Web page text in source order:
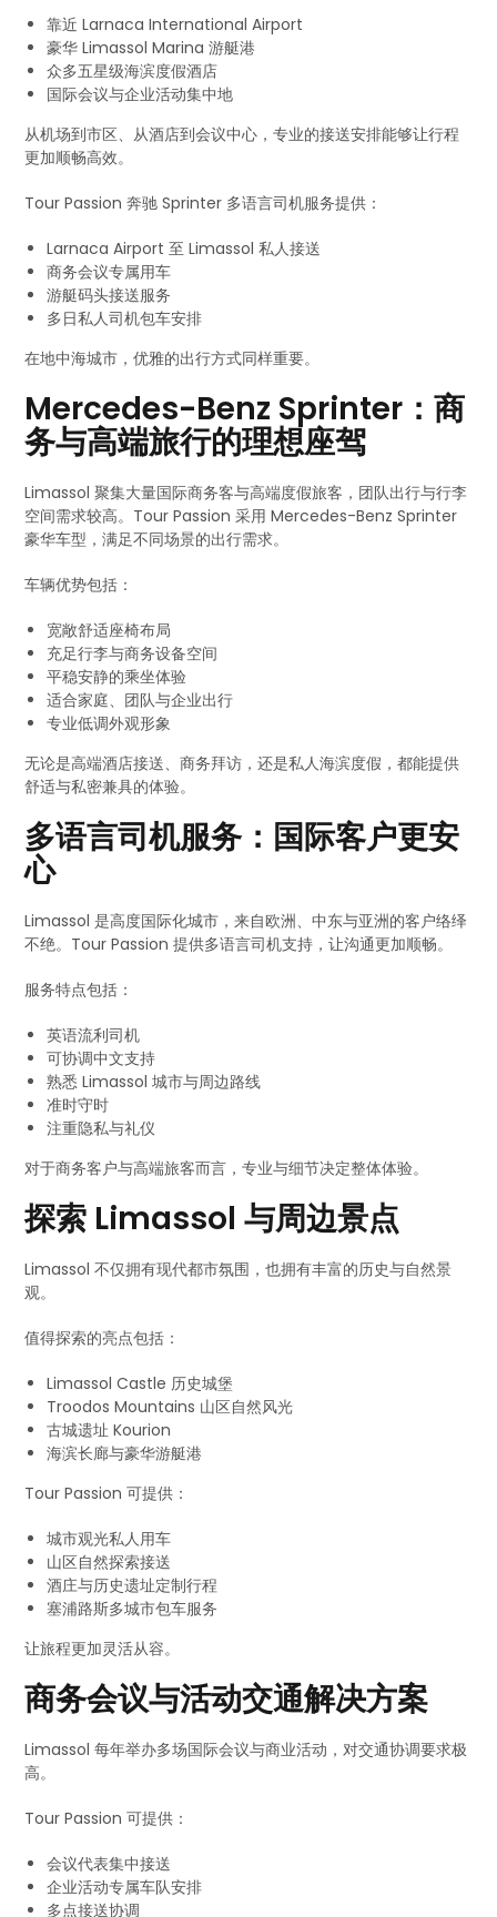
靠近 Larnaca International Airport
豪华 Limassol Marina 游艇港
众多五星级海滨度假酒店
国际会议与企业活动集中地
从机场到市区、从酒店到会议中心，专业的接送安排能够让行程
更加顺畅高效。
Tour Passion 奔驰 Sprinter 多语言司机服务提供：
Larnaca Airport 至 Limassol 私人接送
商务会议专属用车
游艇码头接送服务
多日私人司机包车安排
在地中海城市，优雅的出行方式同样重要。
Mercedes-Benz Sprinter：商
务与高端旅行的理想座驾
Limassol 聚集大量国际商务客与高端度假旅客，团队出行与行李
空间需求较高。Tour Passion 采用 Mercedes-Benz Sprinter
豪华车型，满足不同场景的出行需求。
车辆优势包括：
宽敞舒适座椅布局
充足行李与商务设备空间
平稳安静的乘坐体验
适合家庭、团队与企业出行
专业低调外观形象
无论是高端酒店接送、商务拜访，还是私人海滨度假，都能提供
舒适与私密兼具的体验。
多语言司机服务：国际客户更安
心
Limassol 是高度国际化城市，来自欧洲、中东与亚洲的客户络绎
不绝。Tour Passion 提供多语言司机支持，让沟通更加顺畅。
服务特点包括：
英语流利司机
可协调中文支持
熟悉 Limassol 城市与周边路线
准时守时
注重隐私与礼仪
对于商务客户与高端旅客而言，专业与细节决定整体体验。
探索 Limassol 与周边景点
Limassol 不仅拥有现代都市氛围，也拥有丰富的历史与自然景
观。
值得探索的亮点包括：
Limassol Castle 历史城堡
Troodos Mountains 山区自然风光
古城遗址 Kourion
海滨长廊与豪华游艇港
Tour Passion 可提供：
城市观光私人用车
山区自然探索接送
酒庄与历史遗址定制行程
塞浦路斯多城市包车服务
让旅程更加灵活从容。
商务会议与活动交通解决方案
Limassol 每年举办多场国际会议与商业活动，对交通协调要求极
高。
Tour Passion 可提供：
会议代表集中接送
企业活动专属车队安排
多点接送协调